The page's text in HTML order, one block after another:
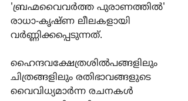
'ബ്രഹ്മവൈവര്‍ത്ത പുരാണത്തില്‍'
രാധാ-കൃഷ്ണ ലീലകളായി
വര്‍ണ്ണിക്കപ്പെടുന്നത്.
ഹൈന്ദവക്ഷേത്രശില്‍പങ്ങളിലും
ചിത്രങ്ങളിലും രതിഭാവങ്ങളുടെ
വൈവിധ്യമാര്‍ന്ന രചനകള്‍